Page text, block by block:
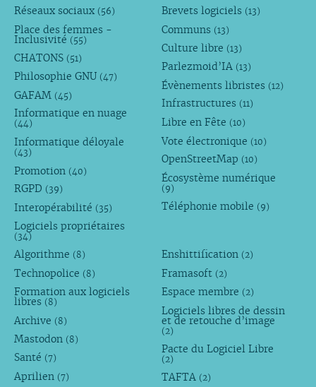
Réseaux sociaux (56)
Place des femmes -
Inclusivité (55)
CHATONS (51)
Philosophie GNU (47)
GAFAM (45)
Informatique en nuage
(44)
Informatique déloyale
(43)
Promotion (40)
RGPD (39)
Interopérabilité (35)
Logiciels propriétaires
(34)
Brevets logiciels (13)
Communs (13)
Culture libre (13)
Parlezmoid’IA (13)
Évènements libristes (12)
Infrastructures (11)
Libre en Fête (10)
Vote électronique (10)
OpenStreetMap (10)
Écosystème numérique
(9)
Téléphonie mobile (9)
Algorithme (8)
Technopolice (8)
Formation aux logiciels
libres (8)
Archive (8)
Mastodon (8)
Santé (7)
Aprilien (7)
Enshittification (2)
Framasoft (2)
Espace membre (2)
Logiciels libres de dessin
et de retouche d’image
(2)
Pacte du Logiciel Libre
(2)
TAFTA (2)